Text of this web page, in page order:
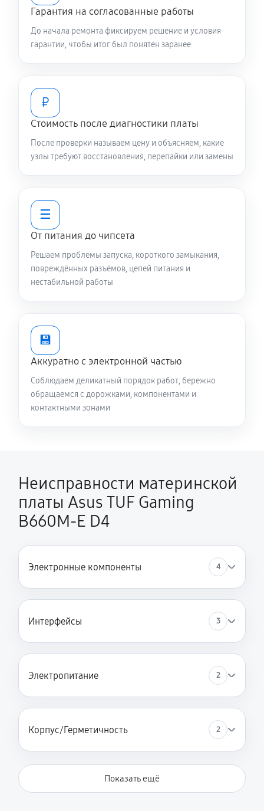
Гарантия на согласованные работы
До начала ремонта фиксируем решение и условия
гарантии, чтобы итог был понятен заранее
₽
Стоимость после диагностики платы
После проверки называем цену и объясняем, какие
узлы требуют восстановления, перепайки или замены
☰
От питания до чипсета
Решаем проблемы запуска, короткого замыкания,
повреждённых разъёмов, цепей питания и
нестабильной работы
💾
Аккуратно с электронной частью
Соблюдаем деликатный порядок работ, бережно
обращаемся с дорожками, компонентами и
контактными зонами
Неисправности материнской
платы Asus TUF Gaming
B660M-E D4
Электронные компоненты 4
Интерфейсы 3
Электропитание 2
Корпус/Герметичность 2
Показать ещё